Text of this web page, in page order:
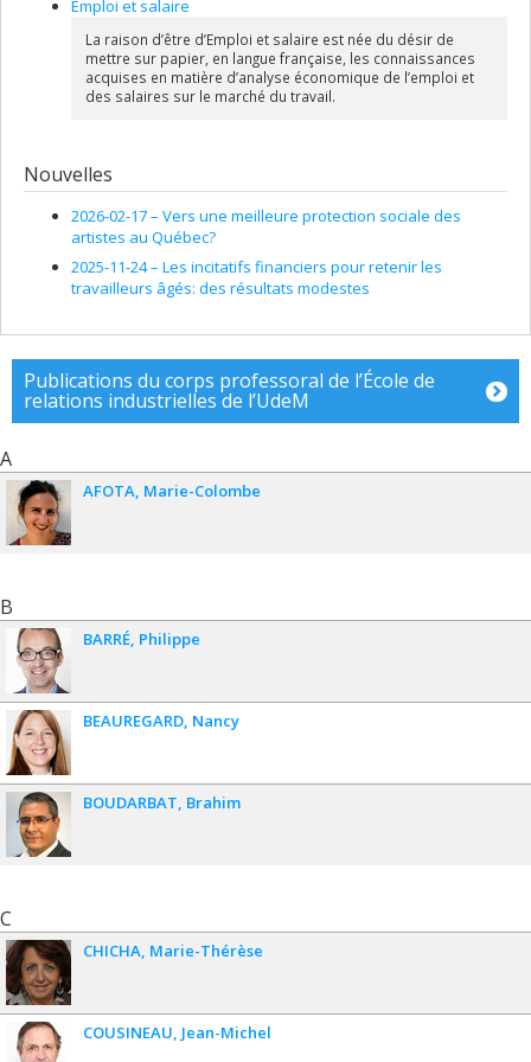
Emploi et salaire
La raison d’être d’Emploi et salaire est née du désir de
mettre sur papier, en langue française, les connaissances
acquises en matière d’analyse économique de l’emploi et
des salaires sur le marché du travail.
Nouvelles
2026-02-17 – Vers une meilleure protection sociale des
artistes au Québec?
2025-11-24 – Les incitatifs financiers pour retenir les
travailleurs âgés: des résultats modestes
Publications du corps professoral de l’École de
relations industrielles de l’UdeM
A
AFOTA Marie-Colombe
B
BARRÉ Philippe
BEAUREGARD Nancy
BOUDARBAT Brahim
C
CHICHA Marie-Thérèse
COUSINEAU Jean-Michel